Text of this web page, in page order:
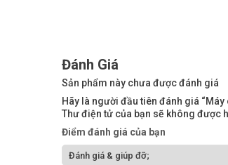
Đánh Giá
Sản phẩm này chưa được đánh giá
Hãy là người đầu tiên đánh giá “Máy
Thư điện tử của bạn sẽ không được
Điểm đánh giá của bạn